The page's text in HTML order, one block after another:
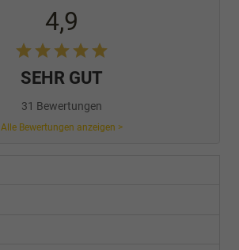
4,9
SEHR GUT
31 Bewertungen
Alle Bewertungen anzeigen >